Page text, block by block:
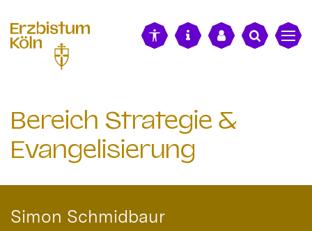
Bereich Strategie &
Evangelisierung
Simon Schmidbaur